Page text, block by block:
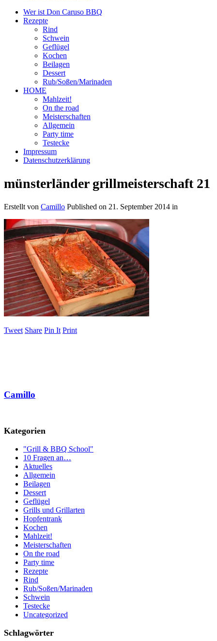
Wer ist Don Caruso BBQ
Rezepte
Rind
Schwein
Geflügel
Kochen
Beilagen
Dessert
Rub/Soßen/Marinaden
HOME
Mahlzeit!
On the road
Meisterschaften
Allgemein
Party time
Testecke
Impressum
Datenschutzerklärung
münsterländer grillmeisterschaft 21
Erstellt von Camillo Published on 21. September 2014 in
Tweet Share Pin It Print
Camillo
Kategorien
"Grill & BBQ School"
10 Fragen an…
Aktuelles
Allgemein
Beilagen
Dessert
Geflügel
Grills und Grillarten
Hopfentrank
Kochen
Mahlzeit!
Meisterschaften
On the road
Party time
Rezepte
Rind
Rub/Soßen/Marinaden
Schwein
Testecke
Uncategorized
Schlagwörter